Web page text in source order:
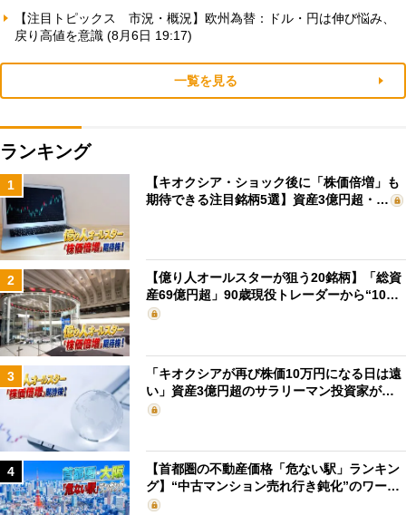
【注目トピックス 市況・概況】欧州為替：ドル・円は伸び悩み、
戻り高値を意識 (8月6日 19:17)
一覧を見る
ランキング
1
【キオクシア・ショック後に「株価倍増」も
期待できる注目銘柄5選】資産3億円超・…
2
【億り人オールスターが狙う20銘柄】「総資
産69億円超」90歳現役トレーダーから“10…
3
「キオクシアが再び株価10万円になる日は遠
い」資産3億円超のサラリーマン投資家が…
4
【首都圏の不動産価格「危ない駅」ランキン
グ】“中古マンション売れ行き鈍化”のワー…